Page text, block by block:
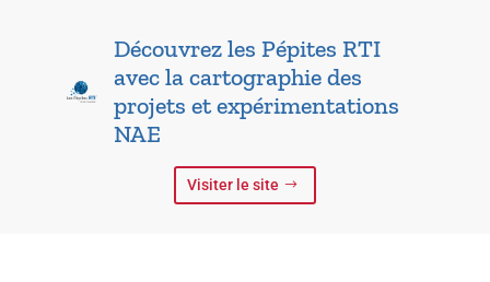
Découvrez les Pépites RTI
avec la cartographie des
projets et expérimentations
NAE
Visiter le site